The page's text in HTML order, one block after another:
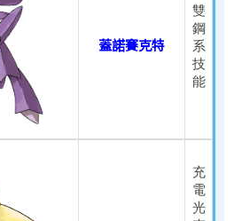
蓋諾賽克特
雙
鋼
系
技
能
充
電
光